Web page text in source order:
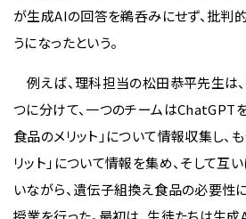
が生成AIの回答を鵜呑みにせず、批判
うになったという。
例えば、理科担当の松田恭平先生は
つに分けて、一つのチームはChatGPT
食品のメリット」について情報収集し、
リット」について情報を集め、そして互
いながら、遺伝子組換え食品の必要性